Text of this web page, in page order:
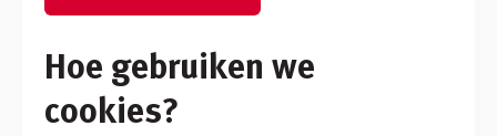
Hoe gebruiken we
cookies?